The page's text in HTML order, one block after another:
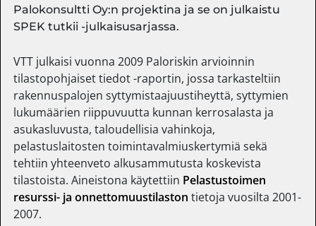
Palokonsultti Oy:n projektina ja se on julkaistu
SPEK tutkii -julkaisusarjassa.
VTT julkaisi vuonna 2009 Paloriskin arvioinnin
tilastopohjaiset tiedot -raportin, jossa tarkasteltiin
rakennuspalojen syttymistaajuustiheyttä, syttymien
lukumäärien riippuvuutta kunnan kerrosalasta ja
asukasluvusta, taloudellisia vahinkoja,
pelastuslaitosten toimintavalmiuskertymiä sekä
tehtiin yhteenveto alkusammutusta koskevista
tilastoista. Aineistona käytettiin Pelastustoimen
resurssi- ja onnettomuustilaston tietoja vuosilta 2001-
2007.